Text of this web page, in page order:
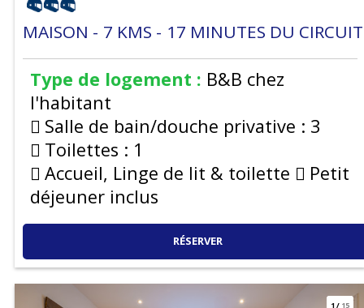
MAISON 7 KMS 17 MINUTES DU CIRCUIT
Type de logement : B&B chez
l'habitant
Salle de bain/douche privative : 3
Toilettes : 1
Accueil, Linge de lit & toilette
Petit
déjeuner inclus
RÉSERVER
1/ 15